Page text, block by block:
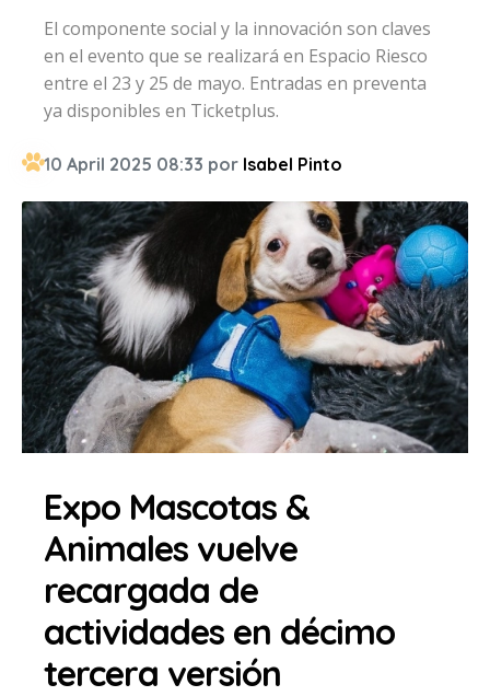
El componente social y la innovación son claves
en el evento que se realizará en Espacio Riesco
entre el 23 y 25 de mayo. Entradas en preventa
ya disponibles en Ticketplus.
10 April 2025 08:33 por Isabel Pinto
Expo Mascotas &
Animales vuelve
recargada de
actividades en décimo
tercera versión